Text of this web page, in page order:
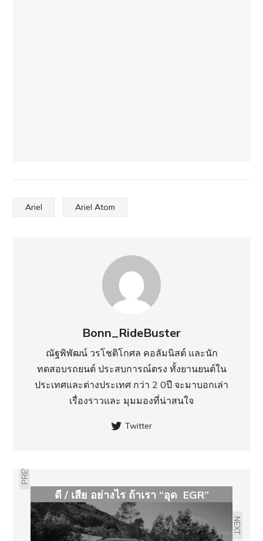
Ariel Ariel Atom
Bonn_RideBuster
ณัฐพิพัฒน์ วรโชติโกศล คอลัมนิสต์ และนัก
ทดสอบรถยนต์ ประสบการณ์ตรง ทั้งยานยนต์ใน
ประเทศ​และต่างประเทศ กว่า 2 0ปี จะมาบอกเล่า
เรื่องราวและ มุมมองที่น่าสนใจ
Twitter
PREVIOUS
ดี / เสีย อย่างไร ถ้าเรา “อุด EGR”
NEXT